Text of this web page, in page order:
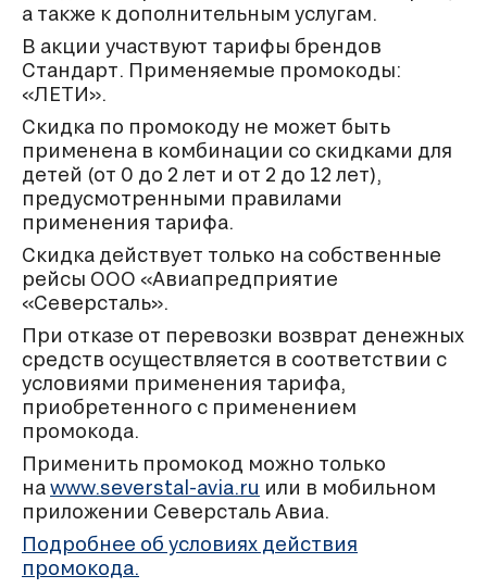
а также к дополнительным услугам.
В акции участвуют тарифы брендов
Стандарт. Применяемые промокоды:
«ЛЕТИ».
Скидка по промокоду не может быть
применена в комбинации со скидками для
детей (от 0 до 2 лет и от 2 до 12 лет),
предусмотренными правилами
применения тарифа.
Скидка действует только на собственные
рейсы ООО «Авиапредприятие
«Северсталь».
При отказе от перевозки возврат денежных
средств осуществляется в соответствии с
условиями применения тарифа,
приобретенного с применением
промокода.
Применить промокод можно только
на www.severstal-avia.ru или в мобильном
приложении Северсталь Авиа.
Подробнее об условиях действия
промокода.